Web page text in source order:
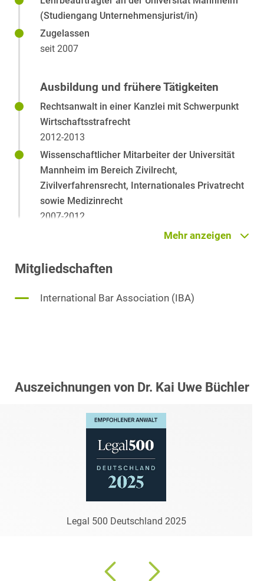
GmbH-Recht
Konzernrecht
Organhaftung
(Studiengang Unternehmensjurist/in)
Zugelassen
seit 2007
Ausbildung und frühere Tätigkeiten
Rechtsanwalt in einer Kanzlei mit Schwerpunkt
Wirtschaftsstrafrecht
2012-2013
Wissenschaftlicher Mitarbeiter der Universität
Mannheim im Bereich Zivilrecht,
Zivilverfahrensrecht, Internationales Privatrecht
sowie Medizinrecht
2007-2012
Referendariat am OLG Zweibrücken
Studium in Mannheim
Mehr anzeigen
Mitgliedschaften
International Bar Association (IBA)
Auszeichnungen von Dr. Kai Uwe Büchler
Legal 500 Deutschland 2025